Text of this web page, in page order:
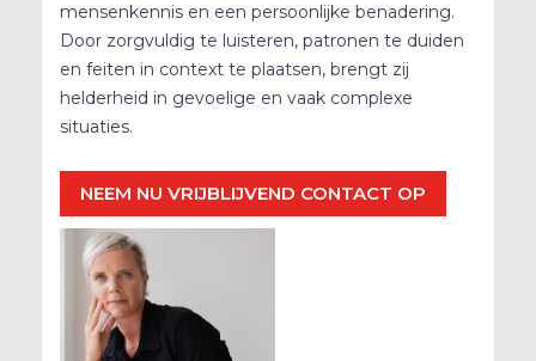
mensenkennis en een persoonlijke benadering.
Door zorgvuldig te luisteren, patronen te duiden
en feiten in context te plaatsen, brengt zij
helderheid in gevoelige en vaak complexe
situaties.
NEEM NU VRIJBLIJVEND CONTACT OP